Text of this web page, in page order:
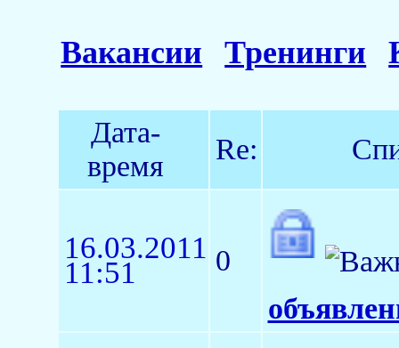
Вакансии Тренинги
Дата-
время
Re:
16.03.2011
11:51
0